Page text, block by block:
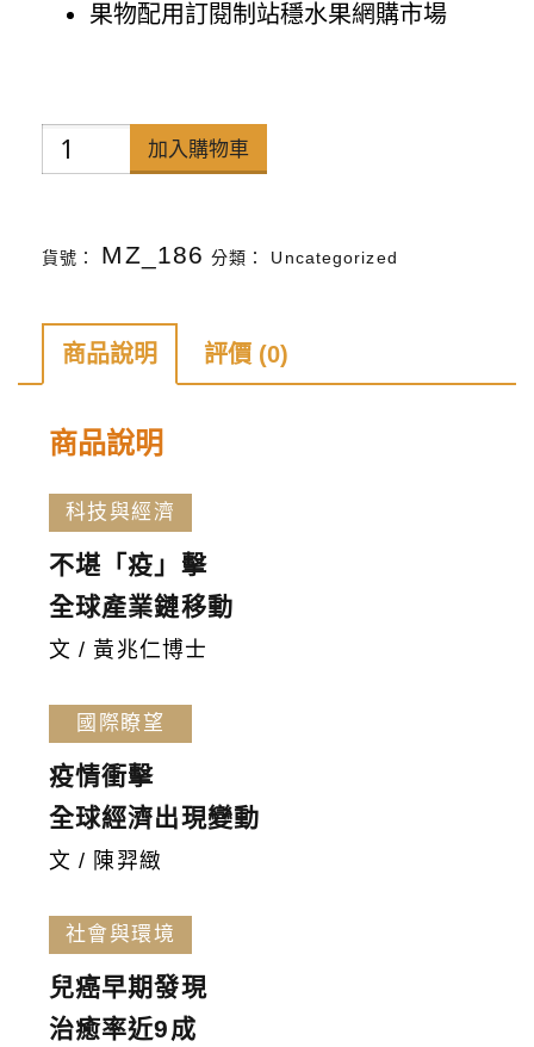
果物配用訂閱制站穩水果網購市場
禪
天
雜
第
181
期
加入購物車
貨號： MZ_186 分類： Uncategorized
商品說明 評價 (0)
商品說明
科技與經濟
不堪「疫」擊
全球產業鏈移動
文 / 黃兆仁博士
國際瞭望
疫情衝擊
全球經濟出現變動
文 / 陳羿緻
社會與環境
兒癌早期發現
治癒率近9成